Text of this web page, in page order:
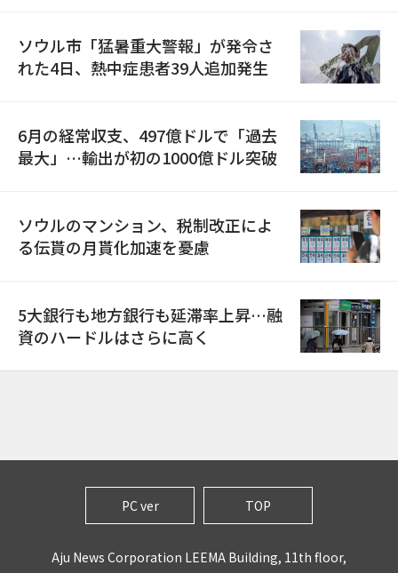
ソウル市「猛暑重大警報」が発令さ
れた4日、熱中症患者39人追加発生
6月の経常収支、497億ドルで「過去
最大」…輸出が初の1000億ドル突破
ソウルのマンション、税制改正によ
る伝貰の月貰化加速を憂慮
5大銀行も地方銀行も延滞率上昇…融
資のハードルはさらに高く
PC ver TOP
Aju News Corporation LEEMA Building, 11th floor,